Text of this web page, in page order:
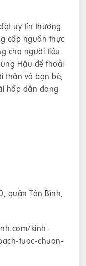
uy tín thương
cấp nguồn thực
cho người tiêu
Hậu để thoải
thân và bạn bè,
hấp dẫn đang
quận Tân Bình,
kinh-
tuoc-chuan-